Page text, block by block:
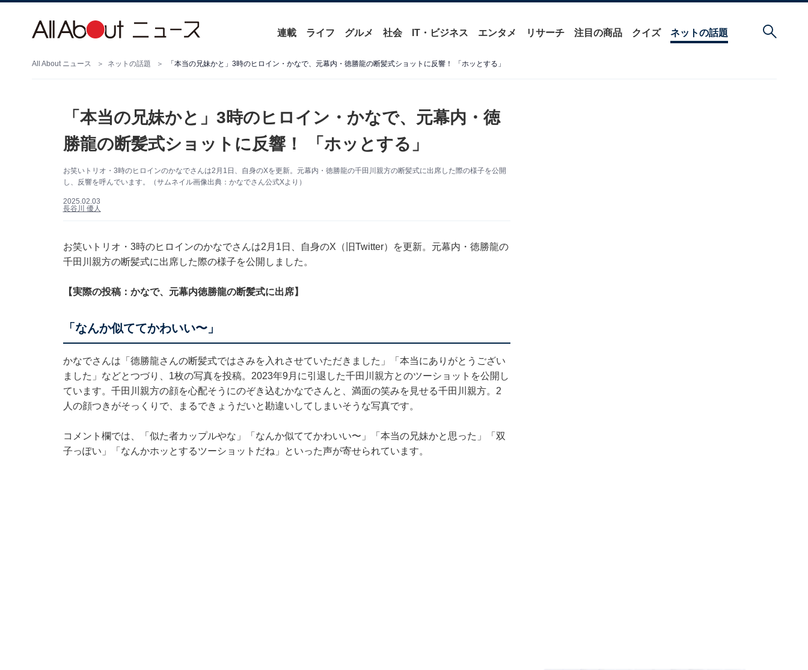
連載 ライフ グルメ 社会 IT・ビジネス エンタメ リサーチ 注目の商品 クイズ ネットの話題
All About ニュース ネットの話題 「本当の兄妹かと」3時のヒロイン・かなで、元幕内・徳勝龍の断髪式ショットに反響！ 「ホッとする」
「本当の兄妹かと」3時のヒロイン・かなで、元幕内・徳
勝龍の断髪式ショットに反響！ 「ホッとする」
お笑いトリオ・3時のヒロインのかなでさんは2月1日、自身のXを更新。元幕内・徳勝龍の千田川親方の断髪式に出席した際の様子を公開
し、反響を呼んでいます。（サムネイル画像出典：かなでさん公式Xより）
2025.02.03
長谷川 優人
お笑いトリオ・3時のヒロインのかなでさんは2月1日、自身のX（旧Twitter）を更新。元幕内・徳勝龍の
千田川親方の断髪式に出席した際の様子を公開しました。
【実際の投稿：かなで、元幕内徳勝龍の断髪式に出席】
「なんか似ててかわいい〜」
かなでさんは「德勝龍さんの断髪式ではさみを入れさせていただきました」「本当にありがとうござい
ました」などとつづり、1枚の写真を投稿。2023年9月に引退した千田川親方とのツーショットを公開し
ています。千田川親方の顔を心配そうにのぞき込むかなでさんと、満面の笑みを見せる千田川親方。2
人の顔つきがそっくりで、まるできょうだいと勘違いしてしまいそうな写真です。
コメント欄では、「似た者カップルやな」「なんか似ててかわいい〜」「本当の兄妹かと思った」「双
子っぽい」「なんかホッとするツーショットだね」といった声が寄せられています。